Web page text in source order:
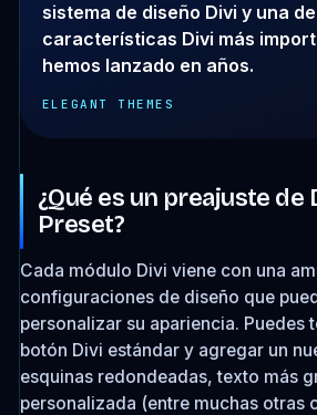
sistema de diseño Divi y una
características Divi más
hemos lanzado en años.
ELEGANT THEMES
¿Qué es un preajuste de
Preset?
Cada módulo Divi viene con una
configuraciones de diseño que
personalizar su apariencia. Puedes
botón Divi estándar y agregar un
esquinas redondeadas, texto más
personalizada (entre muchas otras